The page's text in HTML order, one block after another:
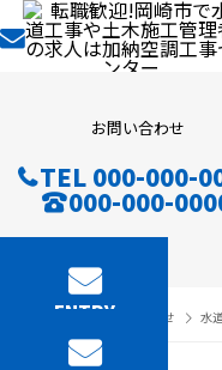
お問い合わせ
TEL 000-000-
000-000-
ENTRY お知らせ 水